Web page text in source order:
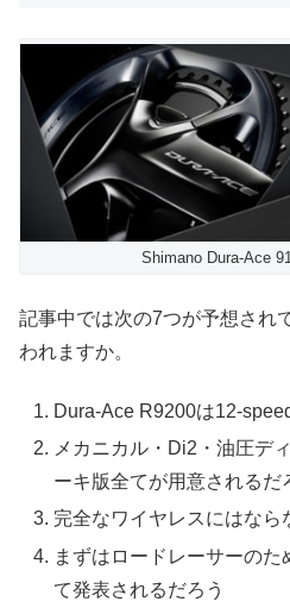
Shimano Dura-Ace
記事中では次の7つが予想され
われますか。
Dura-Ace R9200は12-
メカニカル・Di2・油圧デ
ーキ版全てが用意されるだ
完全なワイヤレスにはなら
まずはロードレーサーの
て発表されるだろう